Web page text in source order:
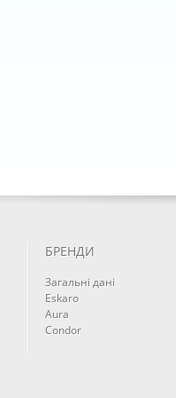
БРЕНДИ
Загальні дані
Eskaro
Aura
Condor